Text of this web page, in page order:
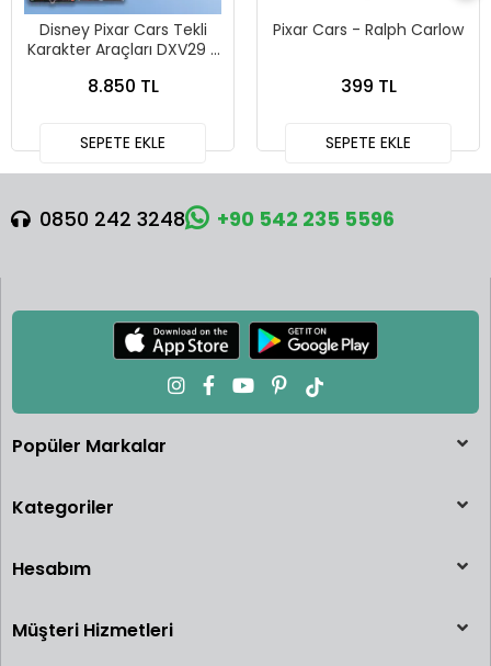
Disney Pixar Cars Tekli
Karakter Araçları DXV29 -
8.850 TL
SEPETE EKLE
Pixar Cars - Ralph Carlow
399 TL
SEPETE EKLE
0850 242 3248 +90 542 235 5596
Popüler Markalar
Kategoriler
Hesabım
Müşteri Hizmetleri